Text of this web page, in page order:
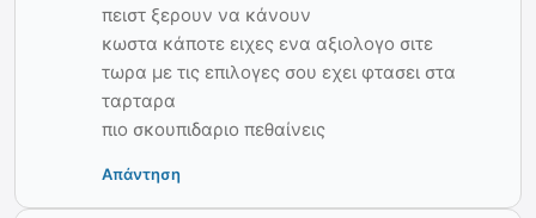
πειστ ξερουν να κάνουν
κωστα κάποτε ειχες ενα αξιολογο σιτε
τωρα με τις επιλογες σου εχει φτασει στα
ταρταρα
πιο σκουπιδαριο πεθαίνεις
Απάντηση